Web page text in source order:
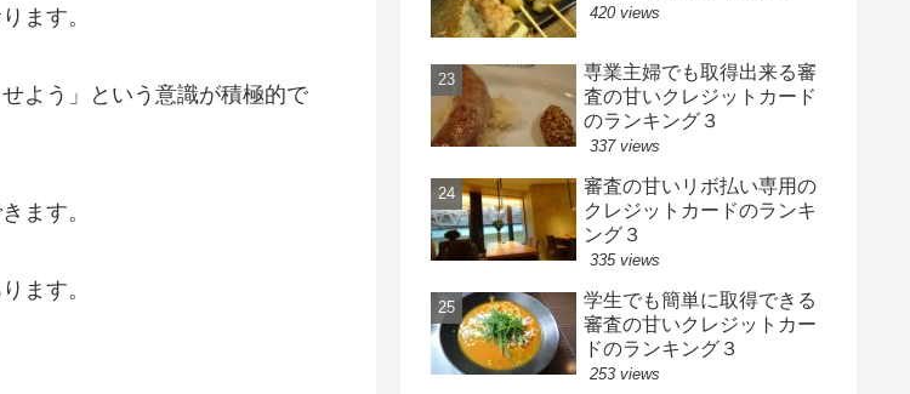
ます。
よう」という意識が積極的で
ます。
ます。
420 views
専業主婦でも取得出来る審
査の甘いクレジットカード
のランキング３
337 views
審査の甘いリボ払い専用の
クレジットカードのランキ
ング３
335 views
学生でも簡単に取得できる
審査の甘いクレジットカー
ドのランキング３
253 views